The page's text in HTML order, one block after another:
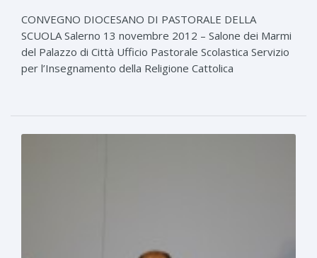
CONVEGNO DIOCESANO DI PASTORALE DELLA
SCUOLA Salerno 13 novembre 2012 – Salone dei Marmi
del Palazzo di Città Ufficio Pastorale Scolastica Servizio
per l’Insegnamento della Religione Cattolica